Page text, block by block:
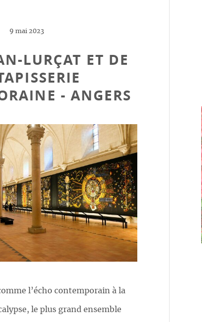
9 mai 2023
LURÇAT ET DE
- ANGERS
l’écho contemporain à la
le plus grand ensemble